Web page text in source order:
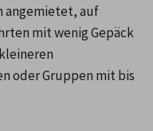
angemietet, auf
mit wenig Gepäck
oder Gruppen mit bis